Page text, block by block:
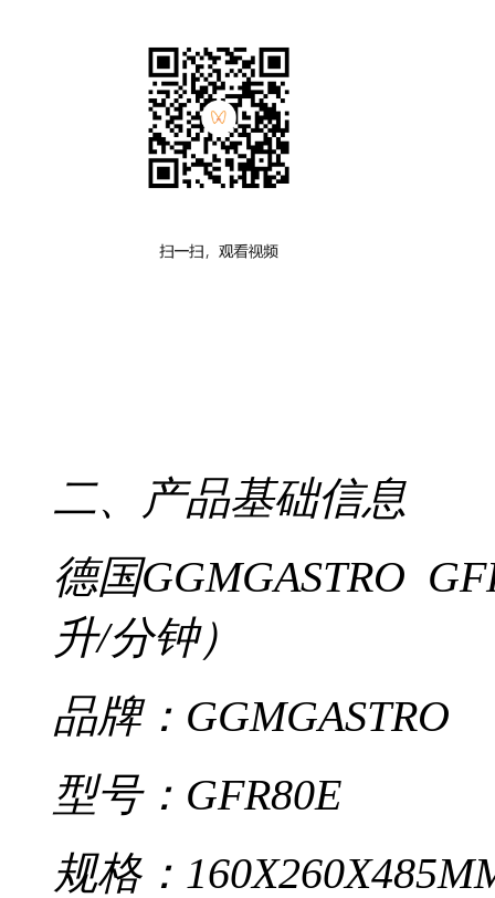
二、产品基础信息
德国GGMGASTRO
升/分钟）
品牌：GGMGASTRO
型号：GFR80E
规格：